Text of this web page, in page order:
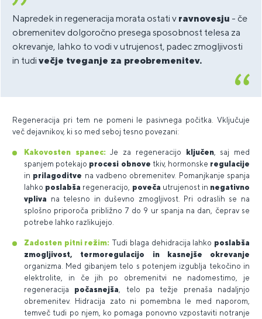
Napredek in regeneracija morata ostati v ravnovesju - če
obremenitev dolgoročno presega sposobnost telesa za
okrevanje, lahko to vodi v utrujenost, padec zmogljivosti
in tudi večje tveganje za preobremenitev.
Regeneracija pri tem ne pomeni le pasivnega počitka. Vključuje
več dejavnikov, ki so med seboj tesno povezani:
Kakovosten spanec:Je za regeneracijo ključen, saj med
spanjem potekajo procesi obnove tkiv, hormonske regulacije
in prilagoditve na vadbeno obremenitev. Pomanjkanje spanja
lahko poslabša regeneracijo, poveča utrujenost in negativno
vpliva na telesno in duševno zmogljivost. Pri odraslih se na
splošno priporoča približno 7 do 9 ur spanja na dan, čeprav se
potrebe lahko razlikujejo.
Zadosten pitni režim: Tudi blaga dehidracija lahko poslabša
zmogljivost, termoregulacijo in kasnejše okrevanje
organizma. Med gibanjem telo s potenjem izgublja tekočino in
elektrolite, in če jih po obremenitvi ne nadomestimo, je
regeneracija počasnejša, telo pa težje prenaša nadaljnjo
obremenitev. Hidracija zato ni pomembna le med naporom,
temveč tudi po njem, ko pomaga ponovno vzpostaviti notranje